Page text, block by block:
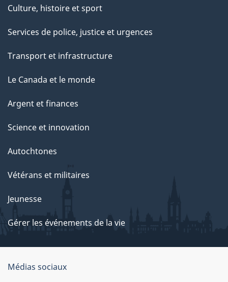
Culture, histoire et sport
Services de police, justice et urgences
Transport et infrastructure
Le Canada et le monde
Argent et finances
Science et innovation
Autochtones
Vétérans et militaires
Jeunesse
Gérer les événements de la vie
Organisation
Médias sociaux